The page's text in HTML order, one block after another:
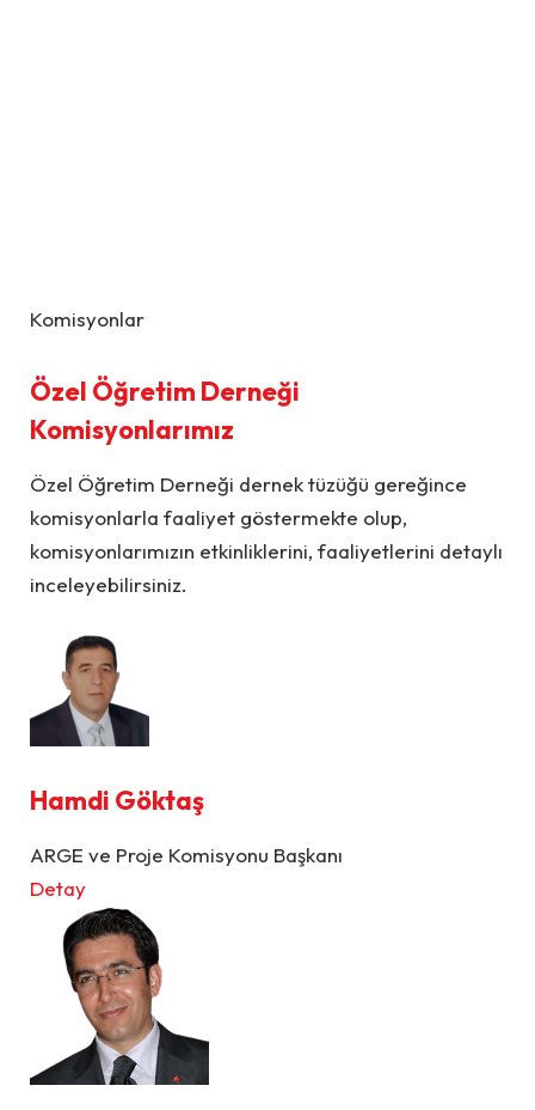
Komisyonlar
Özel Öğretim Derneği
Komisyonlarımız
Özel Öğretim Derneği dernek tüzüğü gereğince
komisyonlarla faaliyet göstermekte olup,
komisyonlarımızın etkinliklerini, faaliyetlerini detaylı
inceleyebilirsiniz.
Hamdi Göktaş
ARGE ve Proje Komisyonu Başkanı
Detay